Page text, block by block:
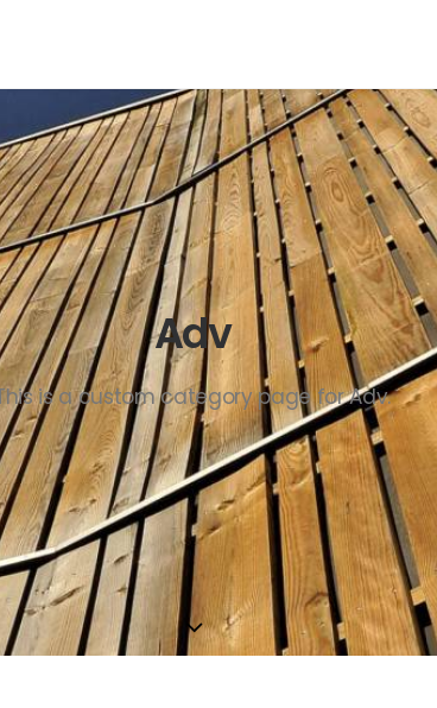
Adv
is a custom category page for Adv.